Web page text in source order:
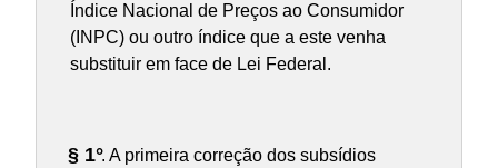
Índice Nacional de Preços ao Consumidor
(INPC) ou outro índice que a este venha
substituir em face de Lei Federal.
§ 1°. A primeira correção dos subsídios